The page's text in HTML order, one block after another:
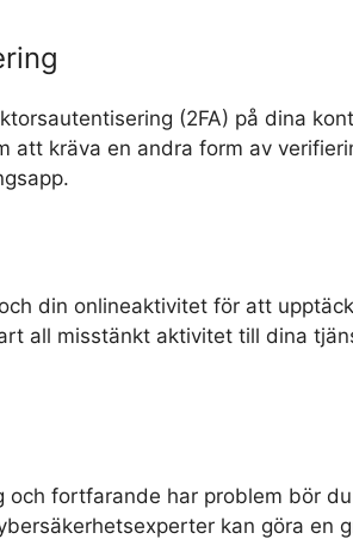
(2FA) på dina
att kräva en andra form av
din onlineaktivitet för att
all misstänkt aktivitet till dina
och fortfarande har problem bör
kan göra en